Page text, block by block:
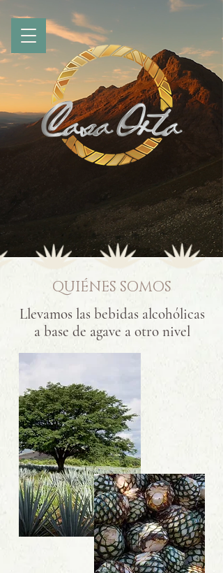
QUIÉNES SOMOS
Llevamos las bebidas alcohólicas
a base de agave a otro nivel